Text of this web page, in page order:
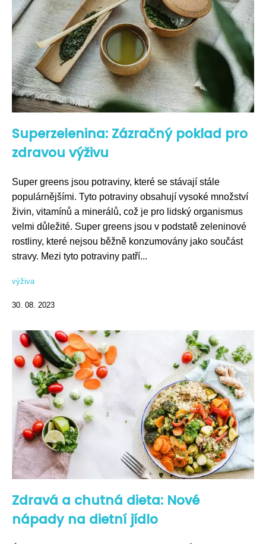
Superzelenina: Zázračný poklad pro
zdravou výživu
Super greens jsou potraviny, které se stávají stále
populárnějšími. Tyto potraviny obsahují vysoké množství
živin, vitamínů a minerálů, což je pro lidský organismus
velmi důležité. Super greens jsou v podstatě zeleninové
rostliny, které nejsou běžně konzumovány jako součást
stravy. Mezi tyto potraviny patří...
výživa
30. 08. 2023
Zdravá a chutná dieta: Nové
nápady na dietní jídlo